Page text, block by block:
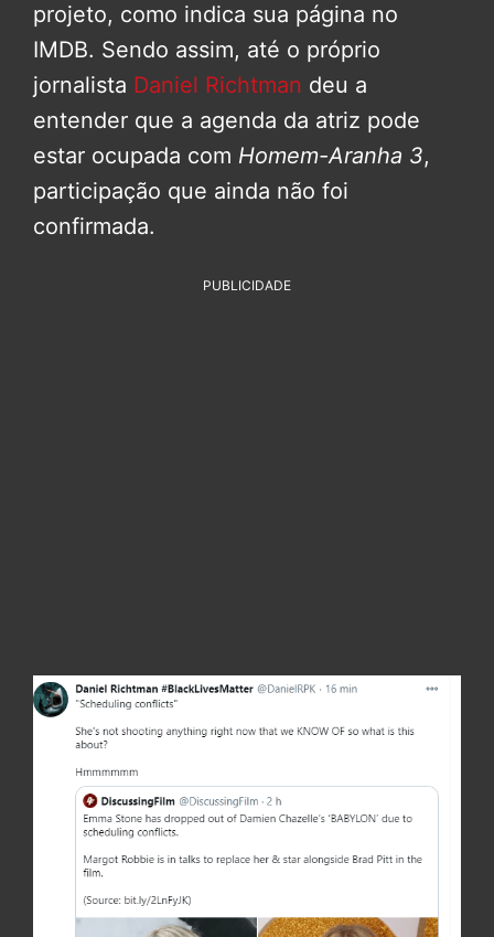
projeto, como indica sua página no
IMDB. Sendo assim, até o próprio
jornalista Daniel Richtman deu a
entender que a agenda da atriz pode
estar ocupada com Homem-Aranha 3,
participação que ainda não foi
confirmada.
PUBLICIDADE